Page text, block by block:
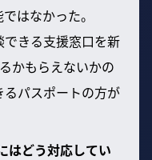
はなかった。
きる支援窓口を新
かもらえないかの
パスポートの方が
はどう対応してい